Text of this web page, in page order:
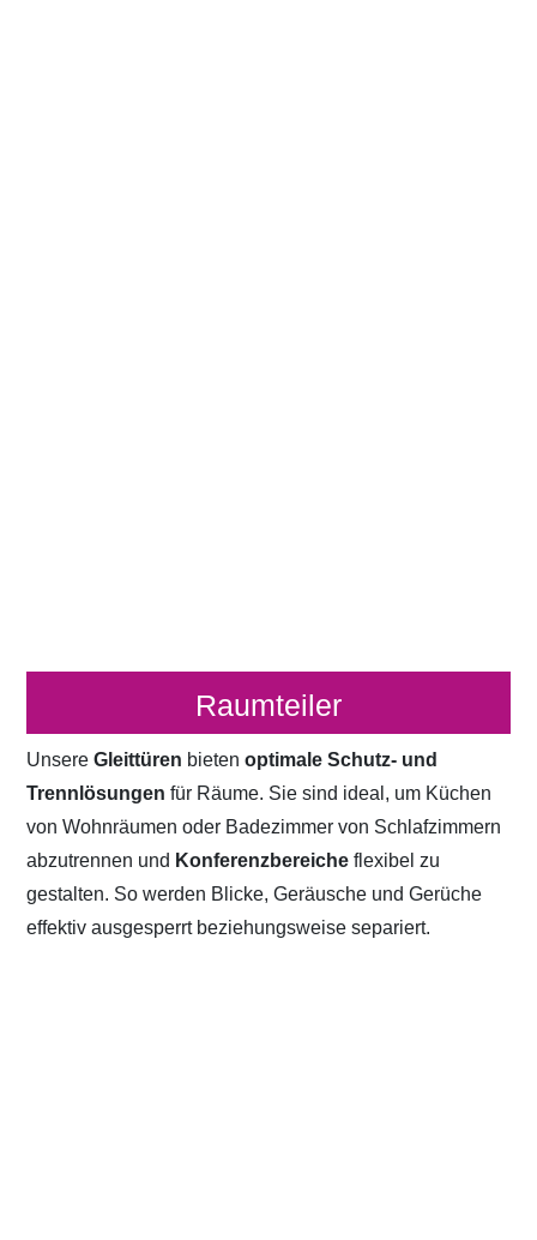
Raumteiler
UnsereGleittüren bietenoptimale Schutz- und
Trennlösungen für Räume. Sie sind ideal, um Küchen
von Wohnräumen oder Badezimmer von Schlafzimmern
abzutrennen und Konferenzbereicheflexibel zu
gestalten. So werden Blicke, Geräusche und Gerüche
effektiv ausgesperrt beziehungsweise separiert.